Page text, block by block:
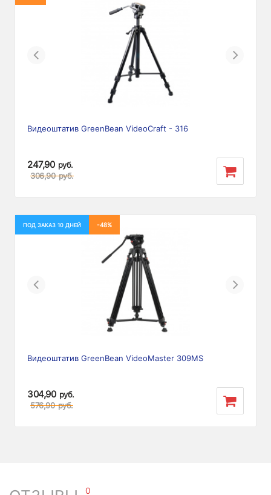
Previous Next
Видеоштатив GreenBean VideoCraft - 316
247,90 руб.
306,90 руб.
ПОД ЗАКАЗ 10 ДНЕЙ -48%
Previous Next
Видеоштатив GreenBean VideoMaster 309MS
304,90 руб.
576,90 руб.
0